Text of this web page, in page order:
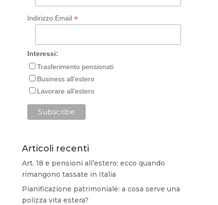
Indirizzo Email *
Interessi:
Trasferimento pensionati
Business all'estero
Lavorare all'estero
Articoli recenti
Art. 18 e pensioni all’estero: ecco quando
rimangono tassate in Italia
Pianificazione patrimoniale: a cosa serve una
polizza vita estera?